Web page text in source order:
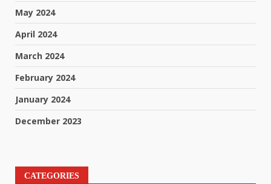
May 2024
April 2024
March 2024
February 2024
January 2024
December 2023
CATEGORIES